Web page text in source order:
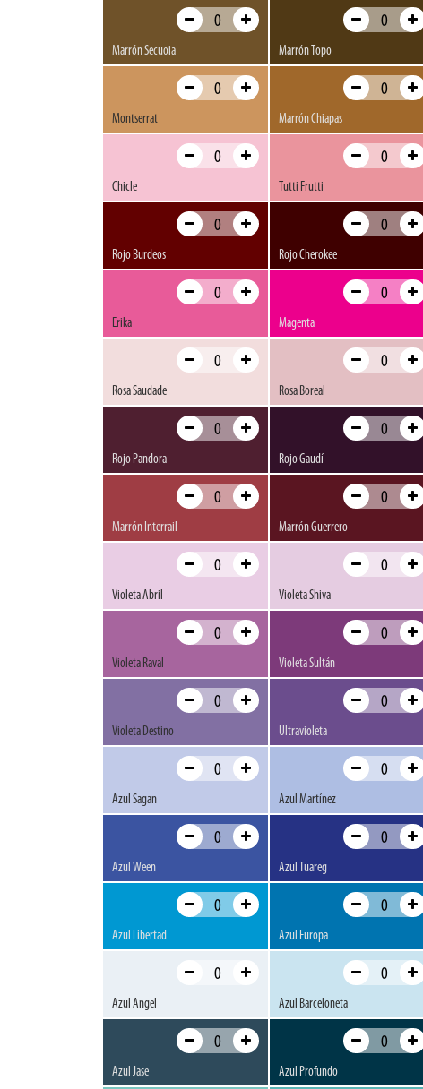
Marrón Secuoia Marrón Topo
Montserrat Marrón Chiapas
Chicle Tutti Frutti
Rojo Burdeos Rojo Cherokee
Erika Magenta
Rosa Saudade Rosa Boreal
Rojo Pandora Rojo Gaudí
Marrón Interrail Marrón Guerrero
Violeta Abril Violeta Shiva
Violeta Raval Violeta Sultán
Violeta Destino Ultravioleta
Azul Sagan Azul Martínez
Azul Ween Azul Tuareg
Azul Libertad Azul Europa
Azul Angel Azul Barceloneta
Azul Jase Azul Profundo